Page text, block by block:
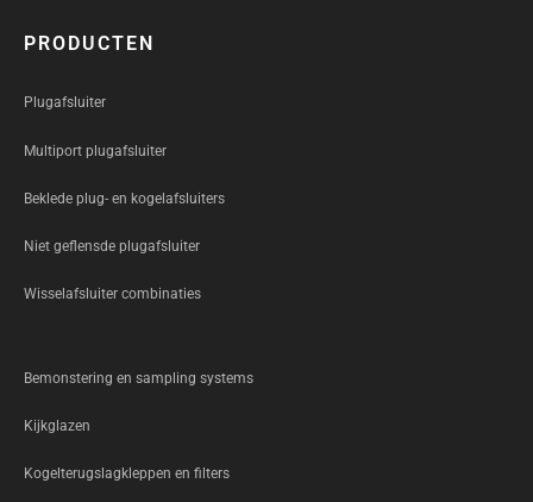
PRODUCTEN
Plugafsluiter
Multiport plugafsluiter
Beklede plug- en kogelafsluiters
Niet geflensde plugafsluiter
Wisselafsluiter combinaties
Bemonstering en sampling systems
Kijkglazen
Kogelterugslagkleppen en filters